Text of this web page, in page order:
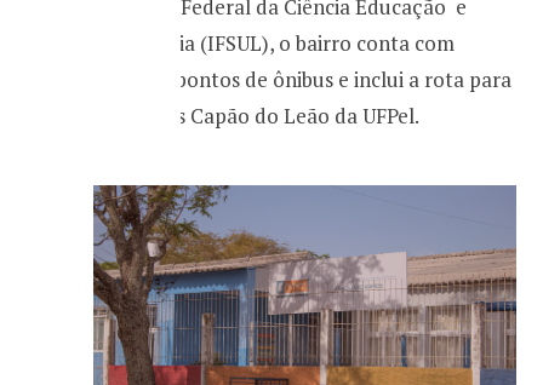
Instituto Federal da Ciência Educação e
Tecnologia (IFSUL), o bairro conta com
diversos pontos de ônibus e inclui a rota para
o Campus Capão do Leão da UFPel.